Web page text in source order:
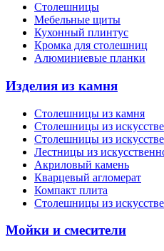
Столешницы
Мебельные щиты
Кухонный плинтус
Кромка для столешниц
Алюминиевые планки
Изделия из камня
Столешницы из камня
Cтолешницы из
Cтолешницы из
Лестницы из
Акриловый камень
Кварцевый агломерат
Компакт плита
Столешницы из
Мойки и смесители